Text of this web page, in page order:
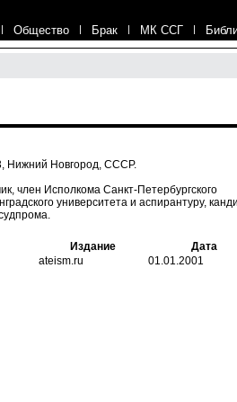
| Общество | Брак | МК ССГ |
Нижний Новгород, СССР.
член Исполкома Санкт-Петербургского
университета и аспирантуру,
Издание
Дата
ateism.ru 01.01.2001